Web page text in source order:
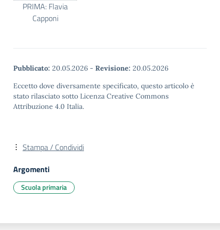
PRIMA: Flavia
Capponi
Pubblicato: 20.05.2026 - Revisione: 20.05.2026
Eccetto dove diversamente specificato, questo articolo è
stato rilasciato sotto Licenza Creative Commons
Attribuzione 4.0 Italia.
Stampa / Condividi
Argomenti
Scuola primaria